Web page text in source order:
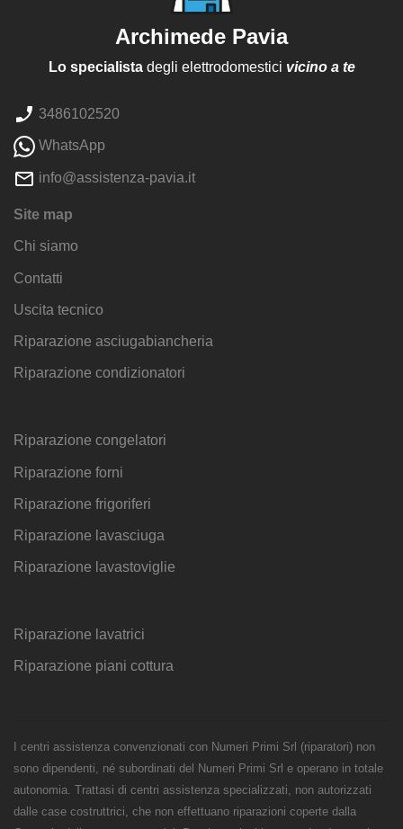
Archimede Pavia
Lo specialistadegli elettrodomestici vicino a te
3486102520
WhatsApp
info@assistenza-pavia.it
Site map
Chi siamo
Contatti
Uscita tecnico
Riparazione asciugabiancheria
Riparazione condizionatori
Riparazione congelatori
Riparazione forni
Riparazione frigoriferi
Riparazione lavasciuga
Riparazione lavastoviglie
Riparazione lavatrici
Riparazione piani cottura
I centri assistenza convenzionati con Numeri Primi Srl (riparatori) non
sono dipendenti, né subordinati del Numeri Primi Srl e operano in totale
autonomia. Trattasi di centri assistenza specializzati, non autorizzati
dalle case costruttrici, che non effettuano riparazioni coperte dalla